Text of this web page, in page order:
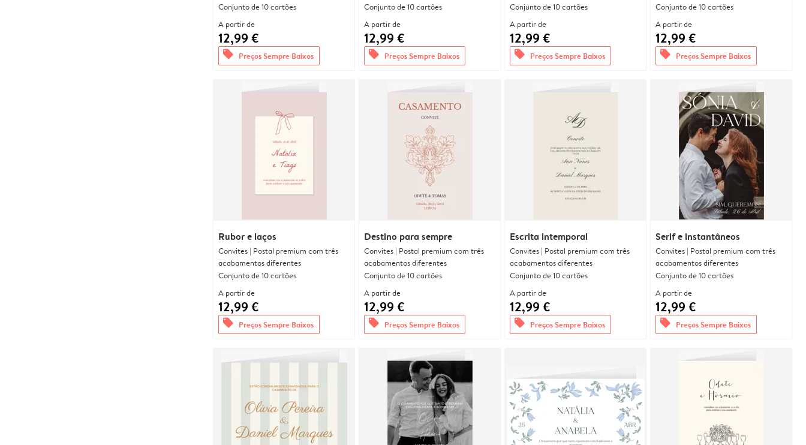
Conjunto de 10 cartões
A partir de
12,99 €
offers Preços Sempre Baixos
Conjunto de 10 cartões
A partir de
12,99 €
offers Preços Sempre Baixos
Conjunto de 10 cartões
A partir de
12,99 €
offers Preços Sempre Baixos
Conjunto de 10 cartões
A partir de
12,99 €
offers Preços Sempre Baixos
Rubor e laços
Convites | Postal premium com três
acabamentos diferentes
Conjunto de 10 cartões
A partir de
12,99 €
offers Preços Sempre Baixos
Destino para sempre
Convites | Postal premium com três
acabamentos diferentes
Conjunto de 10 cartões
A partir de
12,99 €
offers Preços Sempre Baixos
Escrita intemporal
Convites | Postal premium com três
acabamentos diferentes
Conjunto de 10 cartões
A partir de
12,99 €
offers Preços Sempre Baixos
Serif e instantâneos
Convites | Postal premium com três
acabamentos diferentes
Conjunto de 10 cartões
A partir de
12,99 €
offers Preços Sempre Baixos